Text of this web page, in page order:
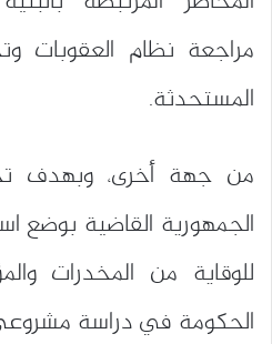
مراجعة نظام العقوبات
المستحدثة.
من جهة أخرى، وبهدف
الجمهورية القاضية بوضع
للوقاية من المخدرات
الحكومة في دراسة